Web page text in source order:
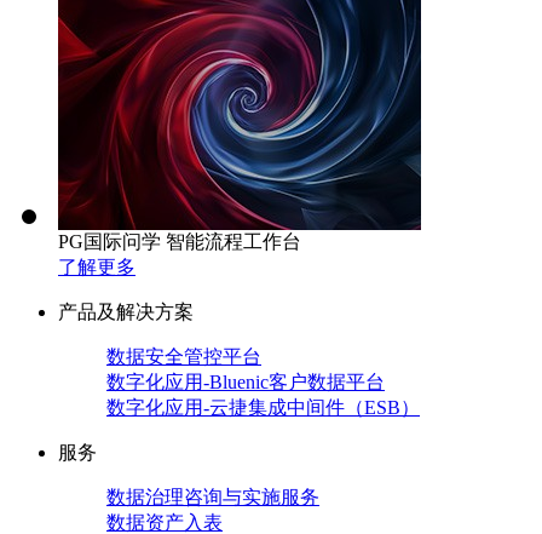
PG国际问学 智能流程工作台
了解更多
产品及解决方案
数据安全管控平台
数字化应用-Bluenic客户数据平台
数字化应用-云捷集成中间件（ESB）
服务
数据治理咨询与实施服务
数据资产入表